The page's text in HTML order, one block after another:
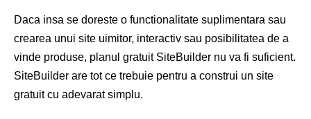
Daca insa se doreste o functionalitate suplimentara sau
crearea unui site uimitor, interactiv sau posibilitatea de a
vinde produse, planul gratuit SiteBuilder nu va fi suficient.
SiteBuilder are tot ce trebuie pentru a construi un site
gratuit cu adevarat simplu.